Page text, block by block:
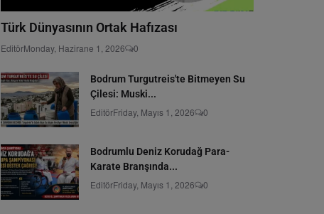
Türk Dünyasının Ortak Hafızası
EditörMonday, Hazirane 1, 2026 0
Bodrum Turgutreis'te Bitmeyen Su
Çilesi: Muski...
EditörFriday, Mayıs 1, 2026 0
Bodrumlu Deniz Korudağ Para-
Karate Branşında...
EditörFriday, Mayıs 1, 2026 0